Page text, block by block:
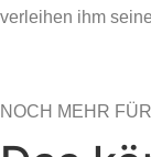
verleihen ihm
NOCH MEHR